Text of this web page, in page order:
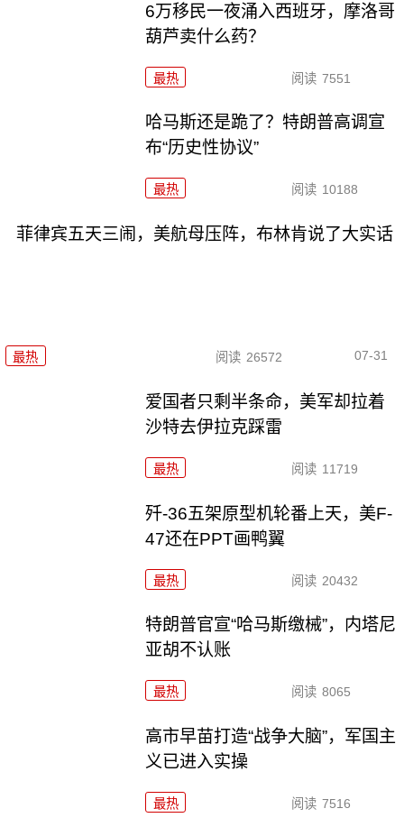
6万移民一夜涌入西班牙，摩洛哥
葫芦卖什么药？
最热 阅读 7551
哈马斯还是跪了？特朗普高调宣
布“历史性协议”
最热 阅读 10188
菲律宾五天三闹，美航母压阵，布林肯说了大实话
最热 阅读 26572 07-31
爱国者只剩半条命，美军却拉着
沙特去伊拉克踩雷
最热 阅读 11719
歼-36五架原型机轮番上天，美F-
47还在PPT画鸭翼
最热 阅读 20432
特朗普官宣“哈马斯缴械”，内塔尼
亚胡不认账
最热 阅读 8065
高市早苗打造“战争大脑”，军国主
义已进入实操
最热 阅读 7516